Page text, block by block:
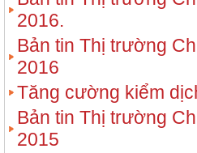
2016.
Bản tin Thị trường
2016
Tăng cường kiểm
Bản tin Thị trường
2015